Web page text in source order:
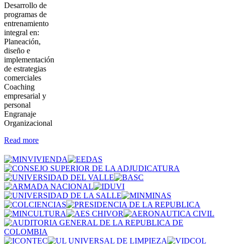
Desarrollo de
programas de
entrenamiento
integral en:
Planeación,
diseño e
implementación
de estrategias
comerciales
Coaching
empresarial y
personal
Engranaje
Organizacional
Read more